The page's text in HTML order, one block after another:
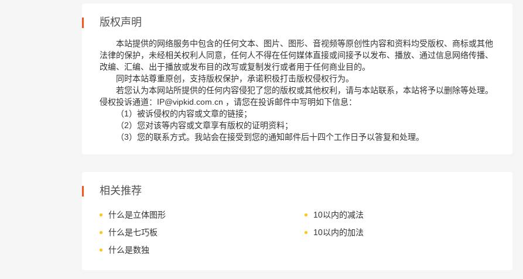
版权声明
本站提供的网络服务中包含的任何文本、图片、图形、音视频等原创性内容和资料均受版权、商标或其他
法律的保护，未经相关权利人同意，任何人不得在任何媒体直接或间接予以发布、播放、通过信息网络传播、
改编、汇编、出于播放或发布目的改写或复制发行或者用于任何商业目的。
同时本站尊重原创，支持版权保护，承诺积极打击版权侵权行为。
若您认为本网站所提供的任何内容侵犯了您的版权或其他权利，请与本站联系，本站将予以删除等处理。
侵权投诉通道：IP@vipkid.com.cn ，请您在投诉邮件中写明如下信息：
（1）被诉侵权的内容或文章的链接；
（2）您对该等内容或文章享有版权的证明资料；
（3）您的联系方式。我站会在接受到您的通知邮件后十四个工作日予以答复和处理。
相关推荐
什么是立体图形
10以内的减法
什么是七巧板
10以内的加法
什么是数独